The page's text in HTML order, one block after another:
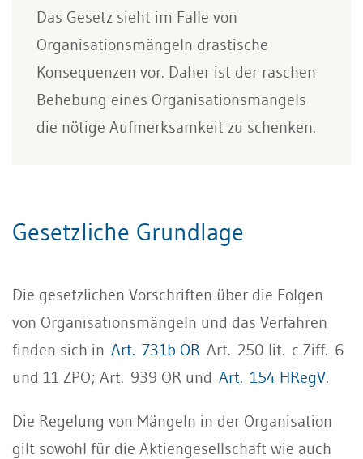
Das Gesetz sieht im Falle von
Organisationsmängeln drastische
Konsequenzen vor. Daher ist der raschen
Behebung eines Organisationsmangels
die nötige Aufmerksamkeit zu schenken.
Gesetzliche Grundlage
Die gesetzlichen Vorschriften über die Folgen
von Organisationsmängeln und das Verfahren
finden sich in Art. 731b OR Art. 250 lit. c Ziff. 6
und 11 ZPO; Art. 939 OR und Art. 154 HRegV.
Die Regelung von Mängeln in der Organisation
gilt sowohl für die Aktiengesellschaft wie auch